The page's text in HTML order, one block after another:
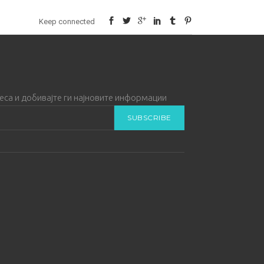
Keep connected
и добивајте ги најновите информации